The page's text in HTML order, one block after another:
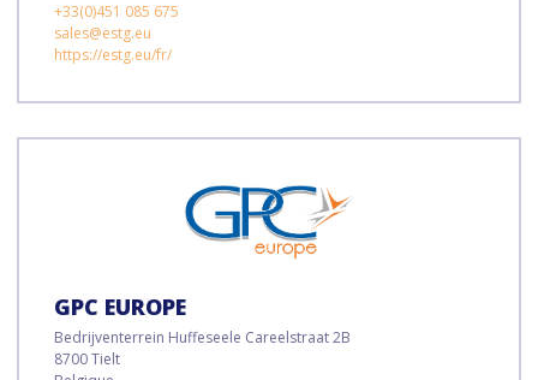
+33(0)451 085 675
sales@estg.eu
https://estg.eu/fr/
GPC EUROPE
Bedrijventerrein Huffeseele Careelstraat 2B
8700 Tielt